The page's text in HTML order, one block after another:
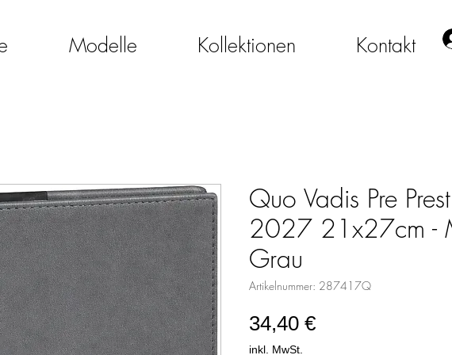
Modelle Kollektionen Kontakt
Quo Vadis Pre
2027 21x27cm -
Grau
Artikelnummer: 287417Q
34,40 €Preis
inkl. MwSt.